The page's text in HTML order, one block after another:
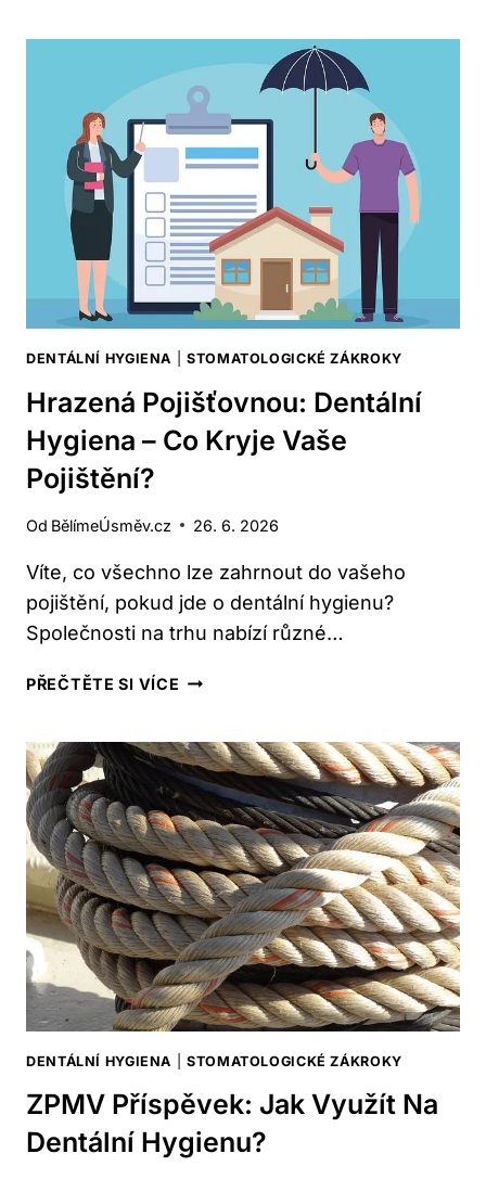
ČISTIT
ZUBY
PRO
MAXIMÁLNÍ
EFEKT
DENTÁLNÍ HYGIENA STOMATOLOGICKÉ ZÁKROKY
Hrazená Pojišťovnou: Dentální
Hygiena – Co Kryje Vaše
Pojištění?
Od BělímeÚsměv.cz 26. 6. 2026
Víte, co všechno lze zahrnout do vašeho
pojištění, pokud jde o dentální hygienu?
Společnosti na trhu nabízí různé…
PŘEČTĚTE SI VÍCE HRAZENÁ
HYGIENA
–
CO
KRYJE
VAŠE
POJIŠTĚNÍ?
DENTÁLNÍ HYGIENA STOMATOLOGICKÉ ZÁKROKY
ZPMV Příspěvek: Jak Využít Na
Dentální Hygienu?